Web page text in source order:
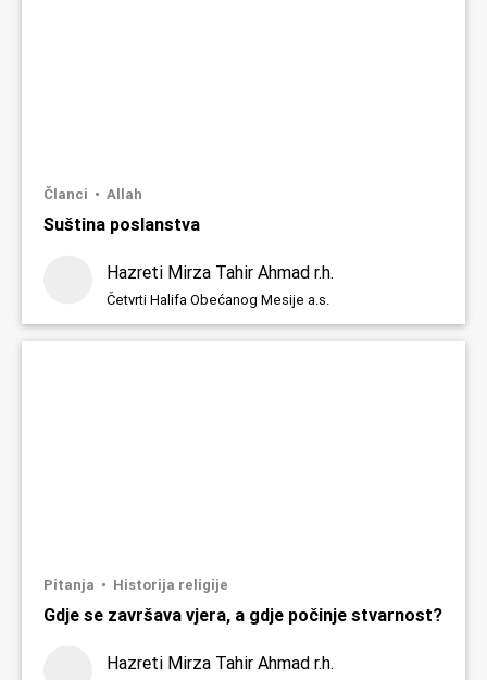
Članci Allah
Suština poslanstva
Hazreti Mirza Tahir Ahmad r.h.
Četvrti Halifa Obećanog Mesije a.s.
Pitanja Historija religije
Gdje se završava vjera, a gdje počinje stvarnost?
Hazreti Mirza Tahir Ahmad r.h.